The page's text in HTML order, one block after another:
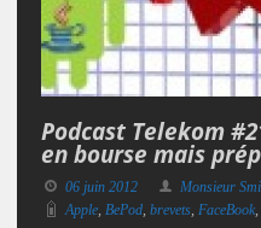
Podcast Telekom
en bourse mais
06 juin 2012 Monsieur
Apple, BePod, brevets, FaceBook,